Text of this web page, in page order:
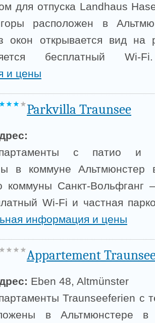
для отпуска Landhaus
расположен в
окон открывается вид на
бесплатный
и цены
Parkvilla Traunsee
с патио и
в коммуне Альтмюнстер
коммуны Санкт-
Wi-Fi и частная
информация и цены
Appartement
Eben 48, Altmünster
Traunseeferien с
в Альтмюнстере в